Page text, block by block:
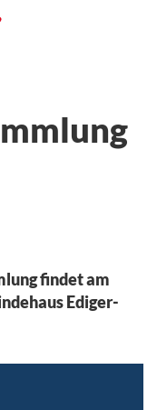
findet am
Ediger-